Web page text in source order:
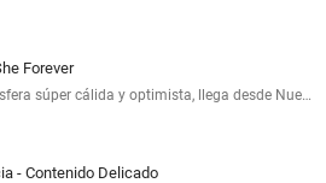
Forever
súper cálida y optimista, llega desde Nue…
- Contenido Delicado